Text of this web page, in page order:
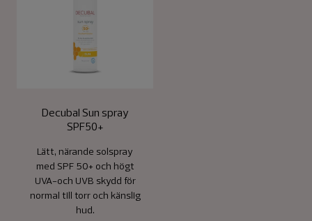
Decubal Sun spray
SPF50+
Lätt, närande solspray
med SPF 50+ och högt
UVA-och UVB skydd för
normal till torr och känslig
hud.